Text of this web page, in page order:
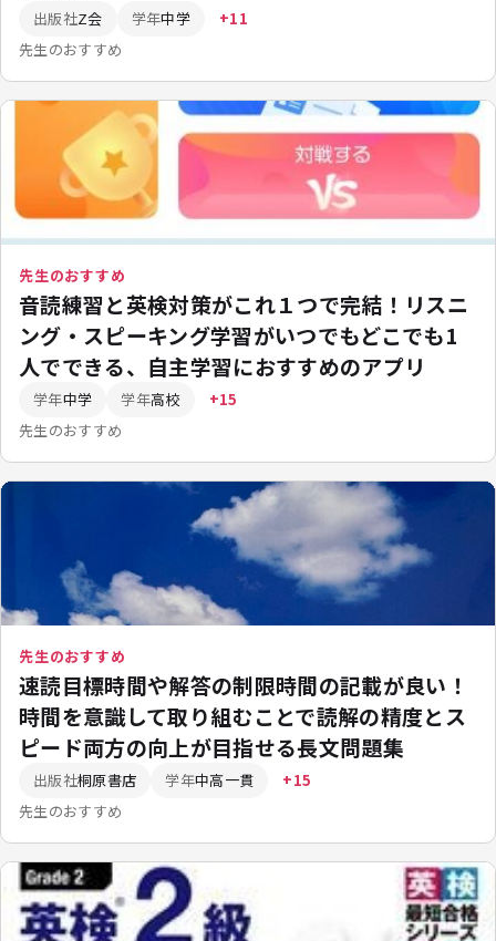
出版社Z会 学年中学 +11
先生のおすすめ
先生のおすすめ
音読練習と英検対策がこれ１つで完結！リスニ
ング・スピーキング学習がいつでもどこでも1
人でできる、自主学習におすすめのアプリ
学年中学 学年高校 +15
先生のおすすめ
先生のおすすめ
速読目標時間や解答の制限時間の記載が良い！
時間を意識して取り組むことで読解の精度とス
ピード両方の向上が目指せる長文問題集
出版社桐原書店 学年中高一貫 +15
先生のおすすめ